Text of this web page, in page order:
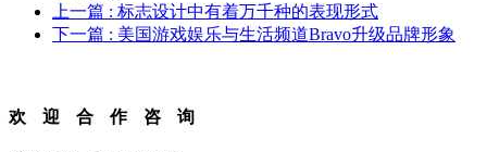
上一篇 : 标志设计中有着万千种的表现形式
下一篇 : 美国游戏娱乐与生活频道Bravo升级品牌形象
欢迎合作咨询